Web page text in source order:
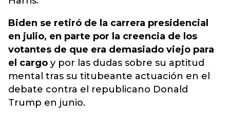
Biden se retiró de la carrera presidencial
en julio, en parte por la creencia de los
votantes de que era demasiado viejo para
el cargo y por las dudas sobre su aptitud
mental tras su titubeante actuación en el
debate contra el republicano Donald
Trump en junio.